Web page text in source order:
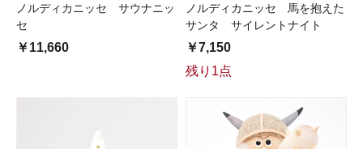
ノルディカニッセ サウナニッ
セ
￥11,660
ノルディカニッセ 馬を抱えた
サンタ サイレントナイト
￥7,150
残り1点